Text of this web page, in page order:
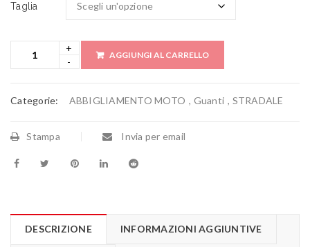
Taglia
AGGIUNGI AL CARRELLO
Categorie: ABBIGLIAMENTO MOTO , Guanti , STRADALE
Stampa Invia per email
DESCRIZIONE INFORMAZIONI AGGIUNTIVE